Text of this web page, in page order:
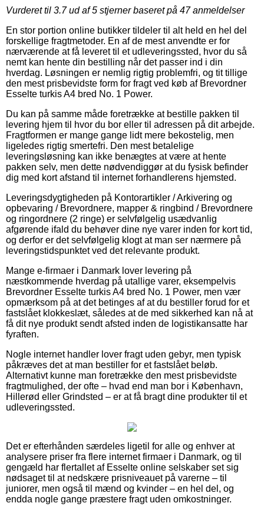
Vurderet til 3.7ud af 5 stjerner baseret på 47anmeldelser
En stor portion online butikker tildeler til alt held en hel del
forskellige fragtmetoder. En af de mest anvendte er for
nærværende at få leveret til et udleveringssted, hvor du så
nemt kan hente din bestilling når det passer ind i din
hverdag. Løsningen er nemlig rigtig problemfri, og tit tillige
den mest prisbevidste form for fragt ved køb af Brevordner
Esselte turkis A4 bred No. 1 Power.
Du kan på samme måde foretrække at bestille pakken til
levering hjem til hvor du bor eller til adressen på dit arbejde.
Fragtformen er mange gange lidt mere bekostelig, men
ligeledes rigtig smertefri. Den mest betalelige
leveringsløsning kan ikke benægtes at være at hente
pakken selv, men dette nødvendiggør at du fysisk befinder
dig med kort afstand til internet forhandlerens hjemsted.
Leveringsdygtigheden på Kontorartikler / Arkivering og
opbevaring / Brevordnere, mapper & ringbind / Brevordnere
og ringordnere (2 ringe) er selvfølgelig usædvanlig
afgørende ifald du behøver dine nye varer inden for kort tid,
og derfor er det selvfølgelig klogt at man ser nærmere på
leveringstidspunktet ved det relevante produkt.
Mange e-firmaer i Danmark lover levering på
næstkommende hverdag på utallige varer, eksempelvis
Brevordner Esselte turkis A4 bred No. 1 Power, men vær
opmærksom på at det betinges af at du bestiller forud for et
fastslået klokkeslæt, således at de med sikkerhed kan nå at
få dit nye produkt sendt afsted inden de logistikansatte har
fyraften.
Nogle internet handler lover fragt uden gebyr, men typisk
påkræves det at man bestiller for et fastslået beløb.
Alternativt kunne man foretrække den mest prisbevidste
fragtmulighed, der ofte – hvad end man bor i København,
Hillerød eller Grindsted – er at få bragt dine produkter til et
udleveringssted.
Det er efterhånden særdeles ligetil for alle og enhver at
analysere priser fra flere internet firmaer i Danmark, og til
gengæld har flertallet af Esselte online selskaber set sig
nødsaget til at nedskære prisniveauet på varerne – til
juniorer, men også til mænd og kvinder – en hel del, og
endda nogle gange præstere fragt uden omkostninger.